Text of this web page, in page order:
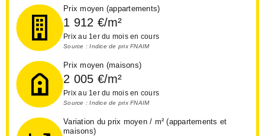
Prix moyen (appartements)
1 912 €/m²
Prix au 1er du mois en cours
Source : Indice de prix FNAIM
Prix moyen (maisons)
2 005 €/m²
Prix au 1er du mois en cours
Source : Indice de prix FNAIM
Variation du prix moyen / m² (appartements et
maisons)